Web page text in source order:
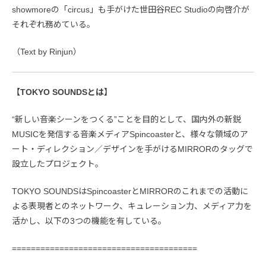
showmoreの「circus」も手がけた世田谷REC Studioの向啓介が
それぞれ務めている。
（Text by Rinjun）
【TOKYO SOUNDSとは】
“新しい音楽シーンをつくる”ことを目的として、国内外の新鋭
MUSICを発信する音楽メディアSpincoasterと、様々な領域のア
ート・ディレクション／デザインを手がけるMIRRORのタッグで
設立したプロジェクト。
TOKYO SOUNDSはSpincoasterとMIRRORのこれまでの活動に
よる表現者とのネットワーク、キュレーション力、メディア力を
活かし、以下の3つの機能を有している。
=======================================